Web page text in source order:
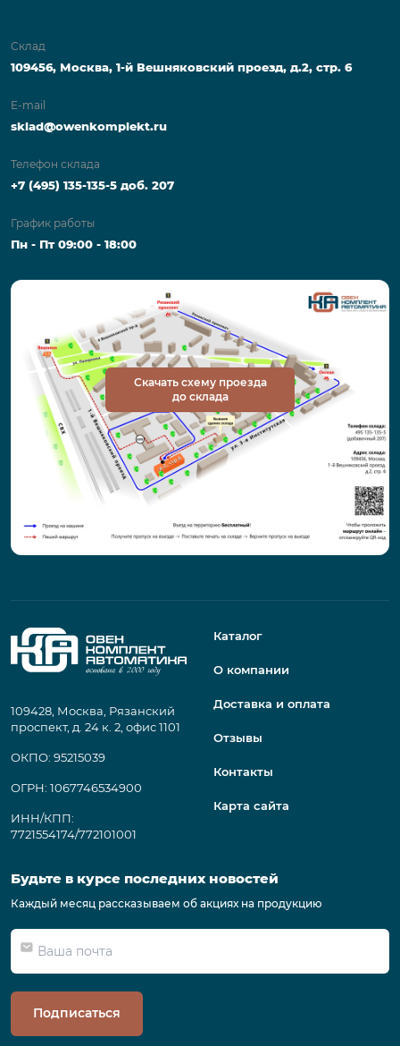
Склад
109456, Москва, 1-й Вешняковский проезд, д.2, стр. 6
E-mail
sklad@owenkomplekt.ru
Телефон склада
+7 (495) 135-135-5 доб. 207
График работы
Пн - Пт 09:00 - 18:00
Скачать схему проезда
до склада
109428, Москва, Рязанский
проспект, д. 24 к. 2, офис 1101
ОКПО: 95215039
ОГРН: 1067746534900
ИНН/КПП:
7721554174/772101001
Каталог
О компании
Доставка и оплата
Отзывы
Контакты
Карта сайта
Будьте в курсе последних новостей
Каждый месяц рассказываем об акциях на продукцию
Подписаться